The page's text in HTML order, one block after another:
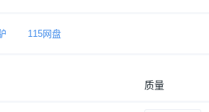
115网盘
质量